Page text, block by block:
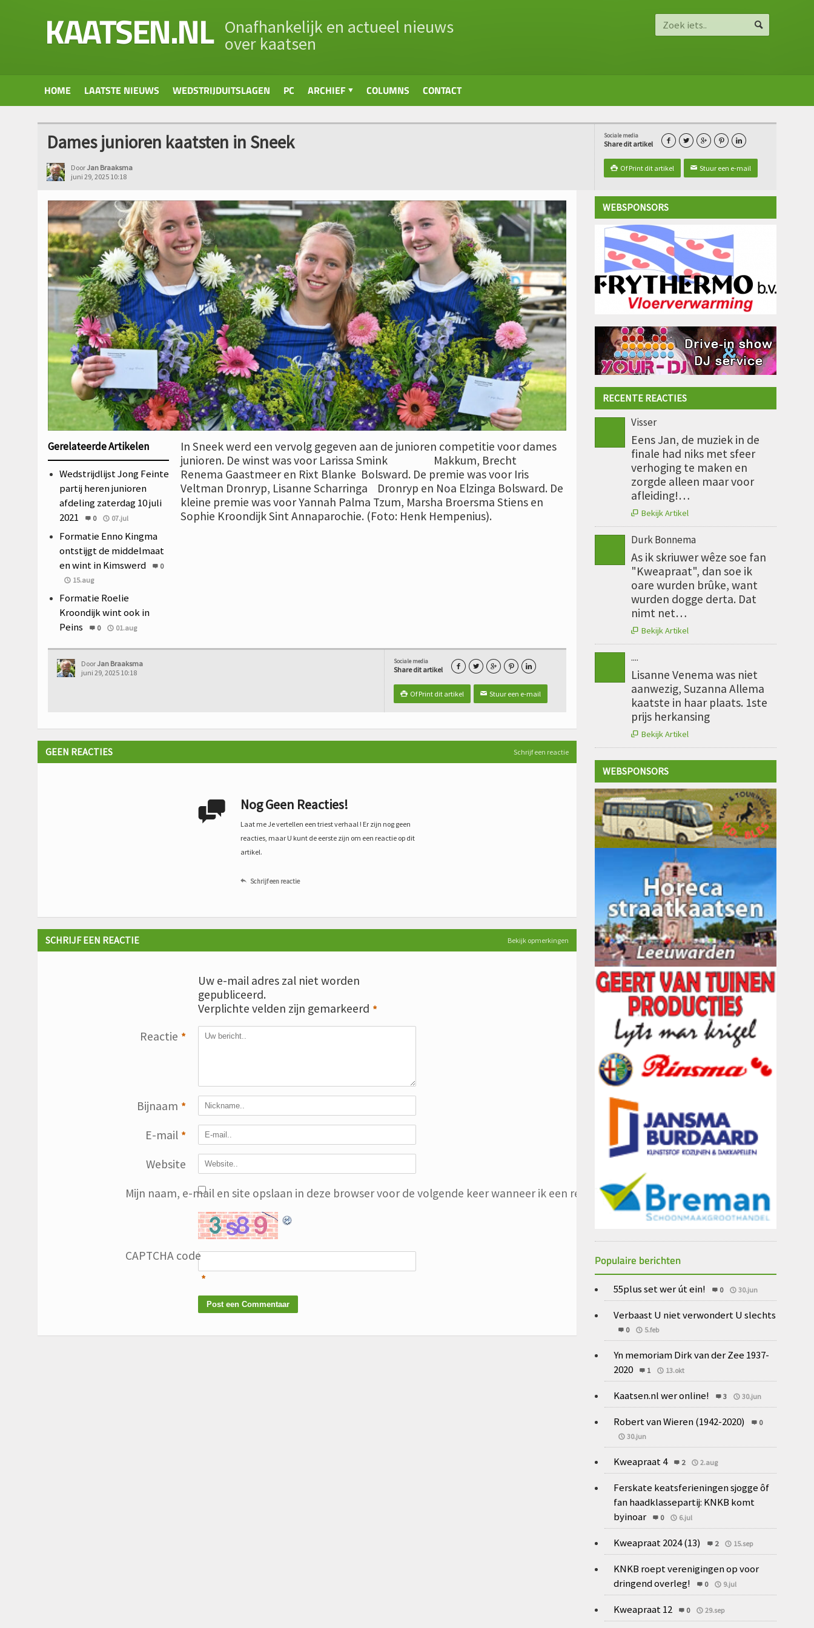
KAATSEN.NL Onafhankelijk en actueel nieuws
over kaatsen
HOME LAATSTE NIEUWS WEDSTRIJDUITSLAGEN PC ARCHIEF COLUMNS CONTACT
Sociale media
Share dit artikel     
 Of Print dit artikel ✉ Stuur een e-mail
Dames junioren kaatsten in Sneek
DoorJan Braaksma
juni 29, 2025 10:18
Gerelateerde Artikelen
Wedstrijdlijst Jong Feinte
partij heren junioren
afdeling zaterdag 10 juli
2021
0 07.jul
Formatie Enno Kingma
ontstijgt de middelmaat
en wint in Kimswerd
0
15.aug
Formatie Roelie
Kroondijk wint ook in
Peins
0 01.aug
In Sneek werd een vervolg gegeven aan de junioren competitie voor dames
junioren. De winst was voor Larissa Smink Makkum, Brecht
Renema Gaastmeer en Rixt Blanke Bolsward. De premie was voor Iris
Veltman Dronryp, Lisanne Scharringa Dronryp en Noa Elzinga Bolsward. De
kleine premie was voor Yannah Palma Tzum, Marsha Broersma Stiens en
Sophie Kroondijk Sint Annaparochie. (Foto: Henk Hempenius).
Sociale media
Share dit artikel     
 Of Print dit artikel ✉ Stuur een e-mail
DoorJan Braaksma
juni 29, 2025 10:18
Schrijf een reactie
GEEN REACTIES
 Nog Geen Reacties!
Laat me Je vertellen een triest verhaal ! Er zijn nog geen
reacties, maar U kunt de eerste zijn om een reactie op dit
artikel.
 Schrijf een reactie
Bekijk opmerkingen
SCHRIJF EEN REACTIE
Uw e-mail adres zal niet worden
gepubliceerd.
Verplichte velden zijn gemarkeerd *
Reactie *
Bijnaam *
E-mail *
Website
Mijn naam, e-mail en site opslaan in deze browser voor de volgende keer wanneer ik een reactie plaats.
CAPTCHA code
*
WEBSPONSORS
RECENTE REACTIES
Visser
Eens Jan, de muziek in de
finale had niks met sfeer
verhoging te maken en
zorgde alleen maar voor
afleiding!…
 Bekijk Artikel
Durk Bonnema
As ik skriuwer wêze soe fan
"Kweapraat", dan soe ik
oare wurden brûke, want
wurden dogge derta. Dat
nimt net…
 Bekijk Artikel
....
Lisanne Venema was niet
aanwezig, Suzanna Allema
kaatste in haar plaats. 1ste
prijs herkansing
 Bekijk Artikel
WEBSPONSORS
Populaire berichten
55plus set wer út ein! 0 30.jun
Verbaast U niet verwondert U slechts
0 5.feb
Yn memoriam Dirk van der Zee 1937-
2020
1 13.okt
Kaatsen.nl wer online! 3 30.jun
Robert van Wieren (1942-2020)
0
30.jun
Kweapraat 4 2 2.aug
Ferskate keatsferieningen sjogge ôf
fan haadklassepartij: KNKB komt
byinoar
0 6.jul
Kweapraat 2024 (13) 2 15.sep
KNKB roept verenigingen op voor
dringend overleg!
0 9.jul
Kweapraat 12 0 29.sep